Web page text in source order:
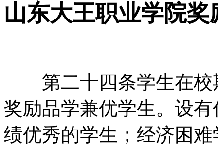
山东大王职业学院奖
第二十四条学生在校
奖励品学兼优学生。设
绩优秀的学生；经济困